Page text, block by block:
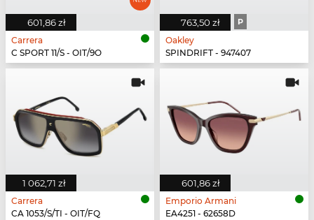
601,86 zł
Carrera
C SPORT 11/S - OIT/9O
763,50 zł P
Oakley
SPINDRIFT - 947407
1 062,71 zł
Carrera
CA 1053/S/TI - OIT/FQ
601,86 zł
Emporio Armani
EA4251 - 62658D